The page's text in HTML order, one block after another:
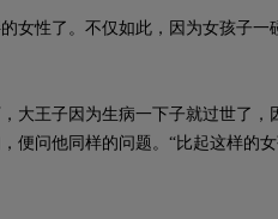
性了。不仅如此，因为女孩子一
王子因为生病一下子就过世了，
便问他同样的问题。“比起这样的